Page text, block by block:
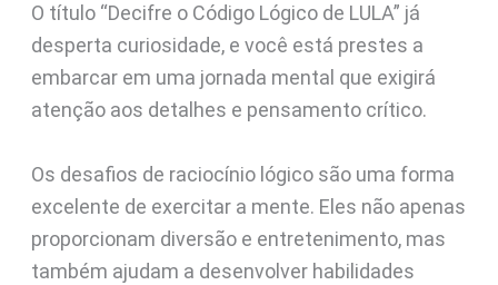
O título “Decifre o Código Lógico de LULA” já
desperta curiosidade, e você está prestes a
embarcar em uma jornada mental que exigirá
atenção aos detalhes e pensamento crítico.
Os desafios de raciocínio lógico são uma forma
excelente de exercitar a mente. Eles não apenas
proporcionam diversão e entretenimento, mas
também ajudam a desenvolver habilidades